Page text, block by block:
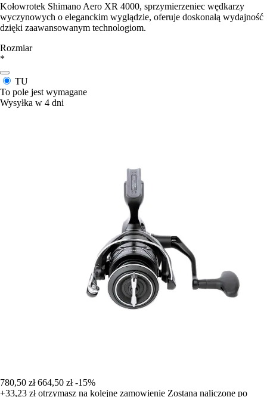
Kołowrotek Shimano Aero XR 4000, sprzymierzeniec wędkarzy
wyczynowych o eleganckim wyglądzie, oferuje doskonałą wydajność
dzięki zaawansowanym technologiom.
Rozmiar
*
TU
To pole jest wymagane
Wysyłka w 4 dni
780,50 zł 664,50 zł -15%
+33,23 złotrzymasz na kolejne zamowienie Zostana naliczone po